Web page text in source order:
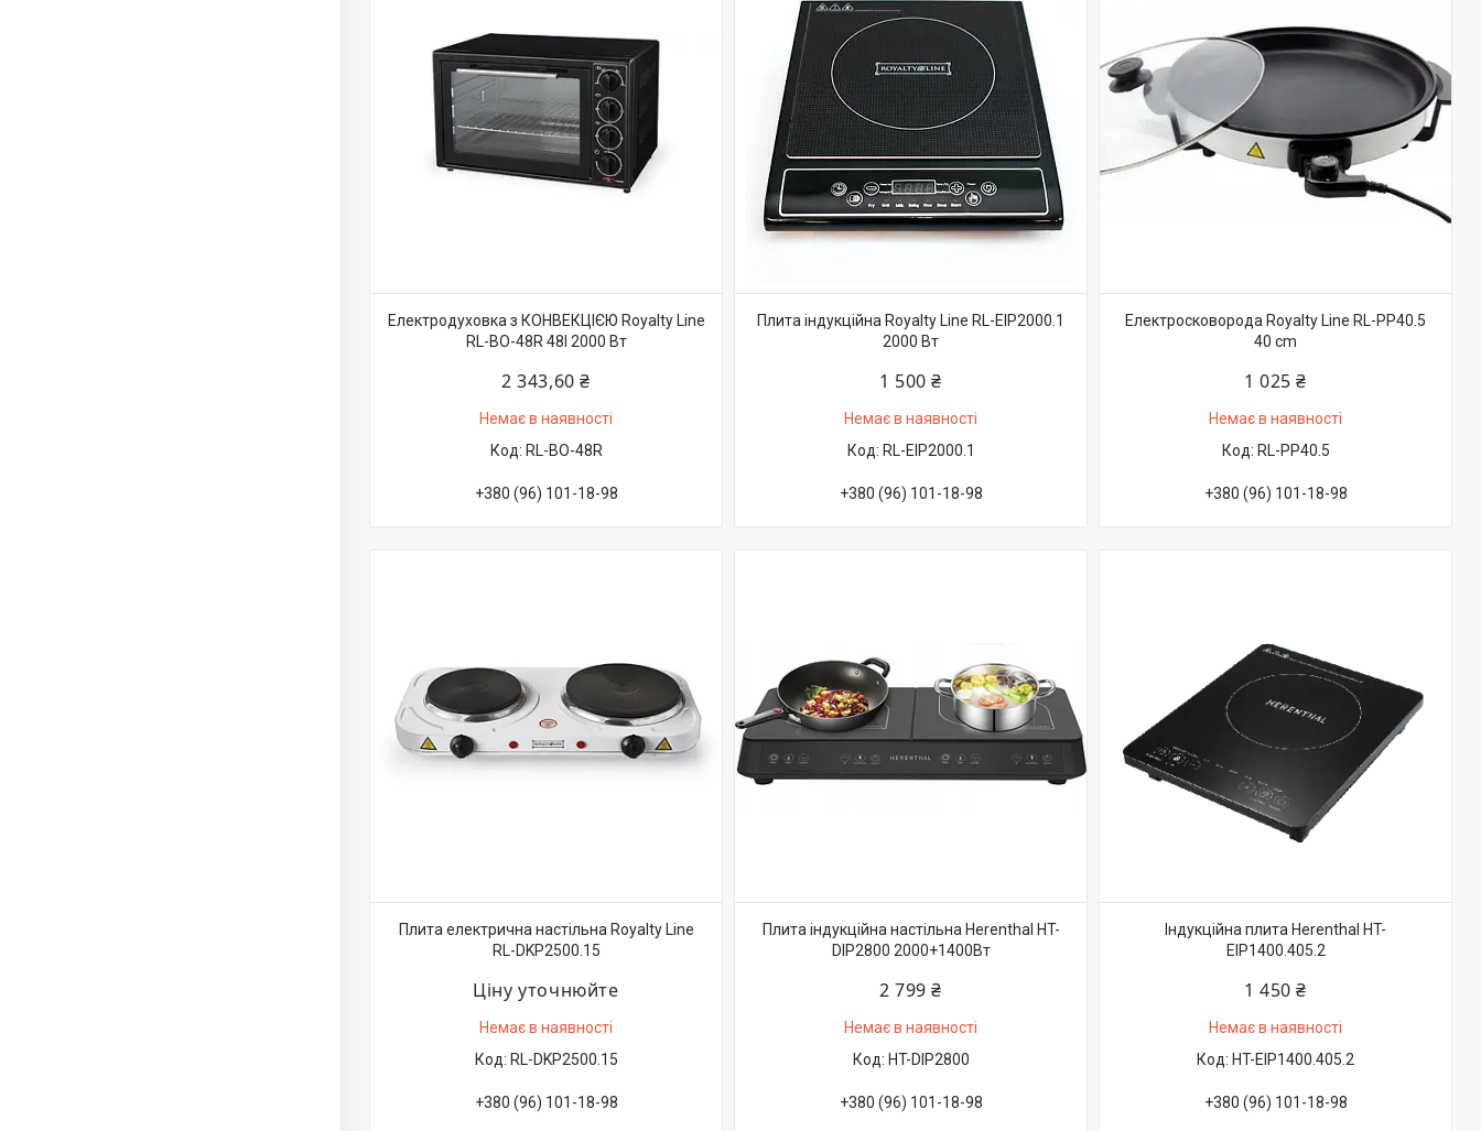
Електродуховка з КОНВЕКЦІЄЮ Royalty Line
RL-BO-48R 48l 2000 Вт
2 343,60 ₴
Немає в наявності
RL-BO-48R
+380 (96) 101-18-98
Плита індукційна Royalty Line RL-EIP2000.1
2000 Вт
1 500 ₴
Немає в наявності
RL-EIP2000.1
+380 (96) 101-18-98
Електросковорода Royalty Line RL-PP40.5
40 cm
1 025 ₴
Немає в наявності
RL-PP40.5
+380 (96) 101-18-98
Плита електрична настільна Royalty Line
RL-DKP2500.15
Ціну уточнюйте
Немає в наявності
RL-DKP2500.15
+380 (96) 101-18-98
Плита індукційна настільна Herenthal HT-
DIP2800 2000+1400Вт
2 799 ₴
Немає в наявності
HT-DIP2800
+380 (96) 101-18-98
Індукційна плита Herenthal HT-
EIP1400.405.2
1 450 ₴
Немає в наявності
HT-EIP1400.405.2
+380 (96) 101-18-98